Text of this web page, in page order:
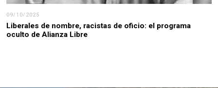
09/10/2025
Liberales de nombre, racistas de oficio: el programa
oculto de Alianza Libre